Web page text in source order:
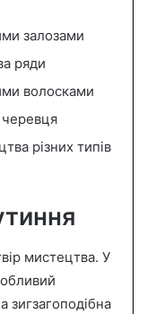
залозами
ряди
волосками
черевця
різних типів
мистецтва. У
зигзагоподібна